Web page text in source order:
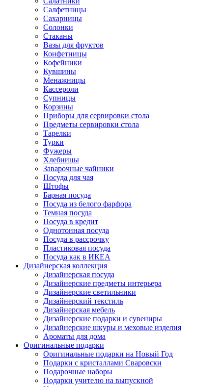
Салфетницы
Сахарницы
Солонки
Стаканы
Вазы для фруктов
Конфетницы
Кофейники
Кувшины
Менажницы
Кассероли
Супницы
Корзины
Приборы для сервировки стола
Предметы сервировки стола
Тарелки
Турки
Фужеры
Хлебницы
Заварочные чайники
Посуда для чая
Штофы
Барная посуда
Посуда из белого фарфора
Темная посуда
Посуда в кредит
Однотонная посуда
Посуда в рассрочку
Пластиковая посуда
Посуда как в ИКЕА
Дизайнерская коллекция
Дизайнерская посуда
Дизайнерские предметы интерьера
Дизайнерские светильники
Дизайнерский текстиль
Дизайнерская мебель
Дизайнерские подарки и сувениры
Дизайнерские шкуры и меховые изделия
Ароматы для дома
Оригинальные подарки
Оригинальные подарки на Новый Год
Подарки с кристаллами Сваровски
Подарочные наборы
Подарки учителю на выпускной